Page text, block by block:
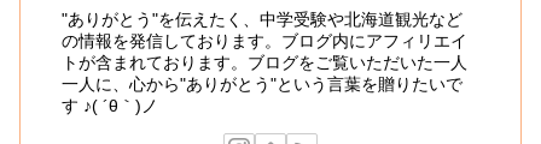
"ありがとう"を伝えたく、中学受験や北海道観光など
の情報を発信しております。ブログ内にアフィリエイ
トが含まれております。ブログをご覧いただいた一人
一人に、心から"ありがとう"という言葉を贈りたいで
す ♪( ´θ｀)ノ